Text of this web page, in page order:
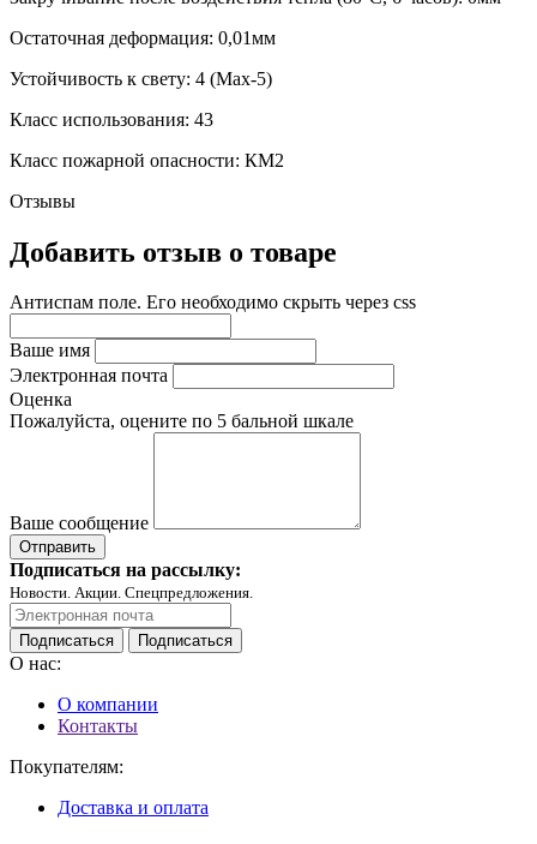
Остаточная деформация: 0,01мм
Устойчивость к свету: 4 (Max-5)
Класс использования: 43
Класс пожарной опасности: КМ2
Отзывы
Добавить отзыв о товаре
Антиспам поле. Его необходимо скрыть через css
Ваше имя
Электронная почта
Оценка
Пожалуйста, оцените по 5 бальной шкале
Ваше сообщение
Подписаться на рассылку:
Новости. Акции. Спецпредложения.
Подписаться Подписаться
О нас:
О компании
Контакты
Покупателям:
Доставка и оплата